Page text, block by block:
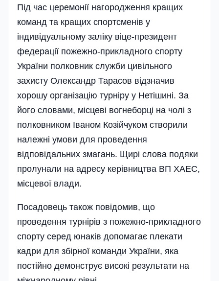
Під час церемонії нагородження кращих
команд та кращих спортсменів у
індивідуальному заліку віце-президент
федерації пожежно-прикладного спорту
України полковник служби цивільного
захисту Олександр Тарасов відзначив
хорошу організацію турніру у Нетішині. За
його словами, місцеві вогнеборці на чолі з
полковником Іваном Козійчуком створили
належні умови для проведення
відповідальних змагань. Щирі слова подяки
пролунали на адресу керівництва ВП ХАЕС,
місцевої влади.
Посадовець також повідомив, що
проведення турнірів з пожежно-прикладного
спорту серед юнаків допомагає плекати
кадри для збірної команди України, яка
постійно демонструє високі результати на